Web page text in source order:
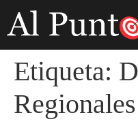
Etiqueta:
Regionales